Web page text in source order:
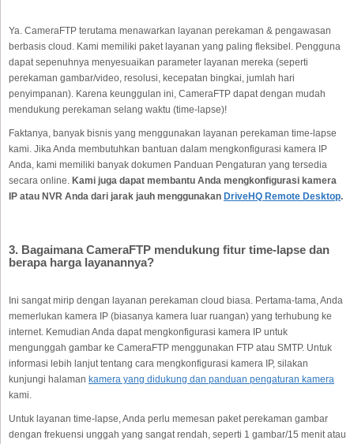
Ya. CameraFTP terutama menawarkan layanan perekaman & pengawasan
berbasis cloud. Kami memiliki paket layanan yang paling fleksibel. Pengguna
dapat sepenuhnya menyesuaikan parameter layanan mereka (seperti
perekaman gambar/video, resolusi, kecepatan bingkai, jumlah hari
penyimpanan). Karena keunggulan ini, CameraFTP dapat dengan mudah
mendukung perekaman selang waktu (time-lapse)!
Faktanya, banyak bisnis yang menggunakan layanan perekaman time-lapse
kami. Jika Anda membutuhkan bantuan dalam mengkonfigurasi kamera IP
Anda, kami memiliki banyak dokumen Panduan Pengaturan yang tersedia
secara online. Kami juga dapat membantu Anda mengkonfigurasi kamera
IP atau NVR Anda dari jarak jauh menggunakan DriveHQ Remote Desktop.
3. Bagaimana CameraFTP mendukung fitur time-lapse dan
berapa harga layanannya?
Ini sangat mirip dengan layanan perekaman cloud biasa. Pertama-tama, Anda
memerlukan kamera IP (biasanya kamera luar ruangan) yang terhubung ke
internet. Kemudian Anda dapat mengkonfigurasi kamera IP untuk
mengunggah gambar ke CameraFTP menggunakan FTP atau SMTP. Untuk
informasi lebih lanjut tentang cara mengkonfigurasi kamera IP, silakan
kunjungi halaman kamera yang didukung dan panduan pengaturan kamera
kami.
Untuk layanan time-lapse, Anda perlu memesan paket perekaman gambar
dengan frekuensi unggah yang sangat rendah, seperti 1 gambar/15 menit atau